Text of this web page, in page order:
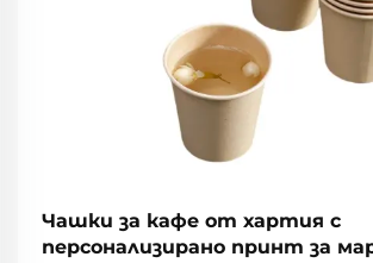
Чашки за кафе от хартия с
персонализирано принт за